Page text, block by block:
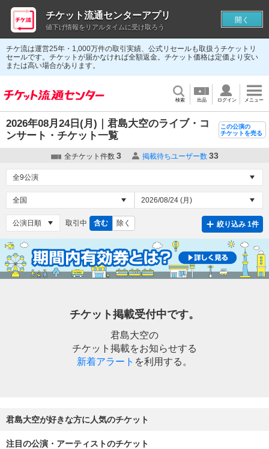
チケ流は運営25年・1,000万件の取引実績、公式リセールも取扱うチケットリ
セールです。チケットが届かなければ全額返金。チケット価格は定価より安い
または高い場合があります。
検索 出品 ログイン メニュー
2026年08月24日(月)｜君島大空のライブ・コ
ンサート・チケット一覧
この公演の
チケットを売る
全チケット件数 3 掲載待ちユーザー数 33
取引中 含む 除く 絞り込み 1件
チケット掲載受付中です。
君島大空の
チケット掲載をお知らせする
新着アラート を利用する。
君島大空が好きな方に人気のチケット
注目の公演・アーティストのチケット
チケット流通センターアプリ
値下げ情報をリアルタイムに受け取ろう
開く